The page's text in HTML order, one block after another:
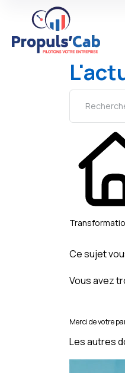
Ce sujet
Vous avez
Merci de votre
Les autres